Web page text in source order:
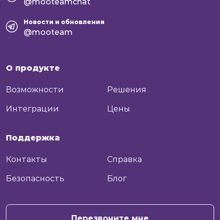
Новости и обновления
@mooteam
О продукте
Возможности Решения
Интеграции Цены
Поддержка
Контакты Справка
Безопасность Блог
+7